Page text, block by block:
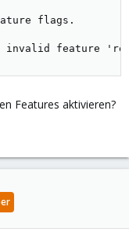
flags.
feature
Features aktivieren?